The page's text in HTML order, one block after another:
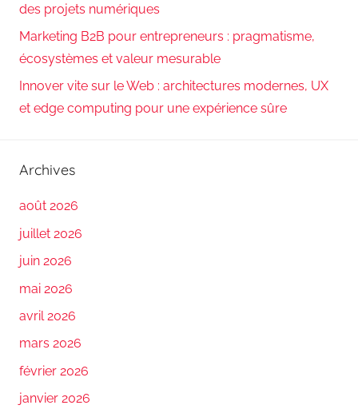
des projets numériques
Marketing B2B pour entrepreneurs : pragmatisme,
écosystèmes et valeur mesurable
Innover vite sur le Web : architectures modernes, UX
et edge computing pour une expérience sûre
Archives
août 2026
juillet 2026
juin 2026
mai 2026
avril 2026
mars 2026
février 2026
janvier 2026